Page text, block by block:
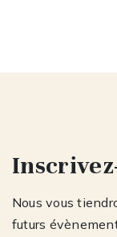
Nous vous
futurs